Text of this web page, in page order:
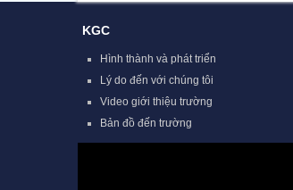
KGC
Hình thành và phát triển
Lý do đến với chúng tôi
Video giới thiệu trường
Bản đồ đến trường